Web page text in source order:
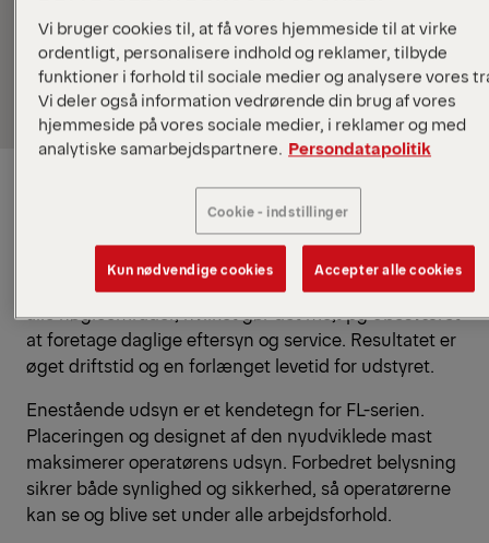
portefølje af løfteløsninger under mottoet 'Go for
Solution P' – hvor vi positionerer os som en one-
stop-shop for vores kunder.”
FL-serien: En ny definition af
pålidelighed
FL-serien har et modulært design, der integrerer
komponenter fra FLS- og FLM-serierne. Dette
forenkler vedligeholdelsen ved at give let adgang til
alle nøgleområder, hvilket gør det me,t pg ubesværet
at foretage daglige eftersyn og service. Resultatet er
øget driftstid og en forlænget levetid for udstyret.
Enestående udsyn er et kendetegn for FL-serien.
Placeringen og designet af den nyudviklede mast
maksimerer operatørens udsyn. Forbedret belysning
sikrer både synlighed og sikkerhed, så operatørerne
kan se og blive set under alle arbejdsforhold.
Vi bruger cookies til, at få vores hjemmeside til at virke
ordentligt, personalisere indhold og reklamer, tilbyde
funktioner i forhold til sociale medier og analysere vores
Vi deler også information vedrørende din brug af vores
hjemmeside på vores sociale medier, i reklamer og med
analytiske samarbejdspartnere. Persondatapolitik
Cookie - indstillinger
Kun nødvendige cookies Accepter alle cookies